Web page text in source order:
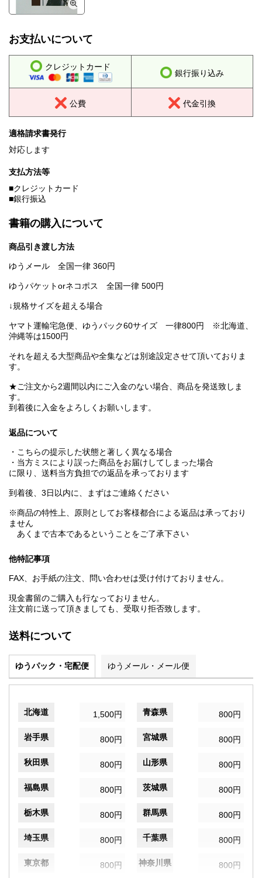
お支払いについて
クレジットカード
銀行振り込み
公費 代金引換
適格請求書発行
対応します
支払方法等
■クレジットカード
■銀行振込
書籍の購入について
商品引き渡し方法
ゆうメール 全国一律 360円
ゆうパケットorネコポス 全国一律 500円
↓規格サイズを超える場合
ヤマト運輸宅急便、ゆうパック60サイズ 一律800円 ※北海道、
沖縄等は1500円
それを超える大型商品や全集などは別途設定させて頂いておりま
す。
★ご注文から2週間以内にご入金のない場合、商品を発送致しま
す。
到着後に入金をよろしくお願いします。
返品について
・こちらの提示した状態と著しく異なる場合
・当方ミスにより誤った商品をお届けしてしまった場合
に限り、送料当方負担での返品を承っております
到着後、3日以内に、まずはご連絡ください
※商品の特性上、原則としてお客様都合による返品は承っており
ません
あくまで古本であるということをご了承下さい
他特記事項
FAX、お手紙の注文、問い合わせは受け付けておりません。
現金書留のご購入も行なっておりません。
注文前に送って頂きましても、受取り拒否致します。
送料について
ゆうパック・宅配便 ゆうメール・メール便
北海道 1,500円 青森県 800円
岩手県 800円 宮城県 800円
秋田県 800円 山形県 800円
福島県 800円 茨城県 800円
栃木県 800円 群馬県 800円
埼玉県 800円 千葉県 800円
東京都 800円 神奈川県 800円